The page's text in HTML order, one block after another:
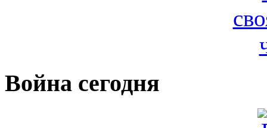
Война сегодня